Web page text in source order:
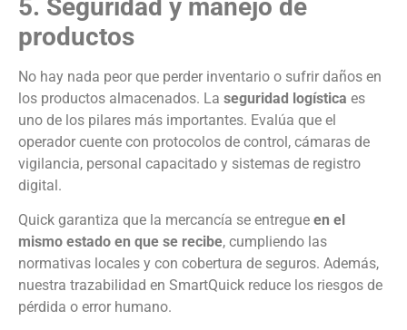
5. Seguridad y manejo de
productos
No hay nada peor que perder inventario o sufrir daños en
los productos almacenados. La seguridad logística es
uno de los pilares más importantes. Evalúa que el
operador cuente con protocolos de control, cámaras de
vigilancia, personal capacitado y sistemas de registro
digital.
Quick garantiza que la mercancía se entregue en el
mismo estado en que se recibe, cumpliendo las
normativas locales y con cobertura de seguros. Además,
nuestra trazabilidad en SmartQuick reduce los riesgos de
pérdida o error humano.